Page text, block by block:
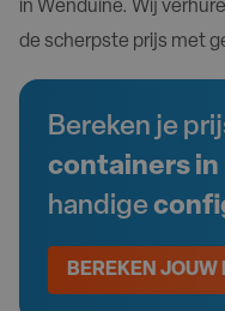
in Wenduine. Wij
de scherpste prijs met
Bereken je
containers in
handige
BEREKEN JOUW